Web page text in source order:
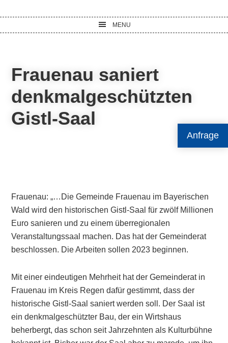
Anfrage
MENU
Frauenau saniert
denkmalgeschützten
Gistl-Saal
Frauenau: „…Die Gemeinde Frauenau im Bayerischen
Wald wird den historischen Gistl-Saal für zwölf Millionen
Euro sanieren und zu einem überregionalen
Veranstaltungssaal machen. Das hat der Gemeinderat
beschlossen. Die Arbeiten sollen 2023 beginnen.
Mit einer eindeutigen Mehrheit hat der Gemeinderat in
Frauenau im Kreis Regen dafür gestimmt, dass der
historische Gistl-Saal saniert werden soll. Der Saal ist
ein denkmalgeschützter Bau, der ein Wirtshaus
beherbergt, das schon seit Jahrzehnten als Kulturbühne